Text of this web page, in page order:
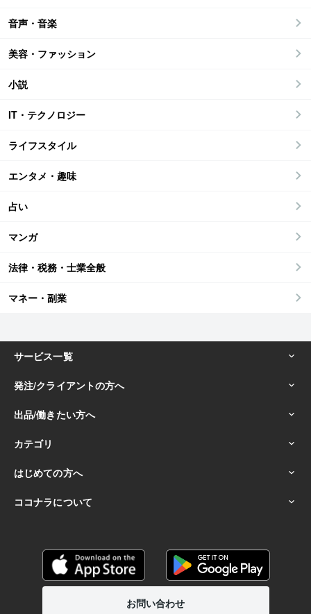
音声・音楽
美容・ファッション
小説
IT・テクノロジー
ライフスタイル
エンタメ・趣味
占い
マンガ
法律・税務・士業全般
マネー・副業